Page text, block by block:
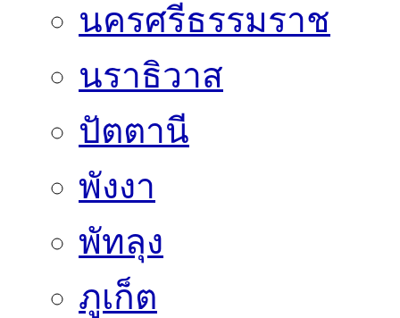
นครศรีธรรมราช
นราธิวาส
ปัตตานี
พังงา
พัทลุง
ภูเก็ต